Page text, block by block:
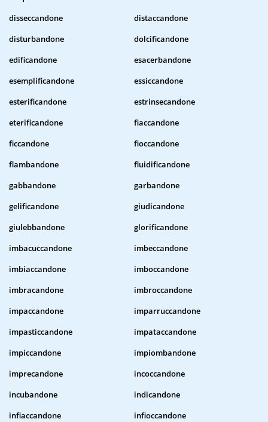
disseccandone
distaccandone
disturbandone
dolcificandone
edificandone
esacerbandone
esemplificandone
essiccandone
esterificandone
estrinsecandone
eterificandone
fiaccandone
ficcandone
fioccandone
flambandone
fluidificandone
gabbandone
garbandone
gelificandone
giudicandone
giulebbandone
glorificandone
imbacuccandone
imbeccandone
imbiaccandone
imboccandone
imbracandone
imbroccandone
impaccandone
imparruccandone
impasticcandone
impataccandone
impiccandone
impiombandone
imprecandone
incoccandone
incubandone
indicandone
infiaccandone
infioccandone